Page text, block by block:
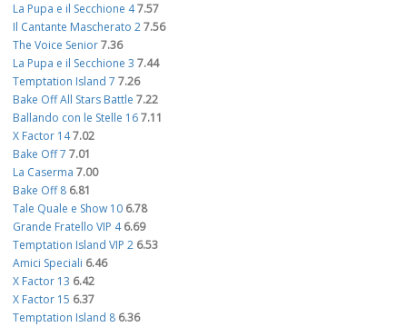
La Pupa e il Secchione 47.57
Il Cantante Mascherato 27.56
The Voice Senior7.36
La Pupa e il Secchione 3 7.44
Temptation Island 7 7.26
Bake Off All Stars Battle 7.22
Ballando con le Stelle 167.11
X Factor 147.02
Bake Off 7 7.01
La Caserma 7.00
Bake Off 8 6.81
Tale Quale e Show 10 6.78
Grande Fratello VIP 4 6.69
Temptation Island VIP 2 6.53
Amici Speciali 6.46
X Factor 13 6.42
X Factor 15 6.37
Temptation Island 8 6.36